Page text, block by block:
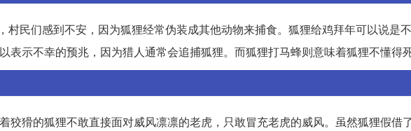
村民们感到不安，因为狐狸经常伪装成其他动物来捕食。狐狸给鸡拜年可以说是
表示不幸的预兆，因为猎人通常会追捕狐狸。而狐狸打马蜂则意味着狐狸不懂得
狡猾的狐狸不敢直接面对威风凛凛的老虎，只敢冒充老虎的威风。虽然狐狸假借